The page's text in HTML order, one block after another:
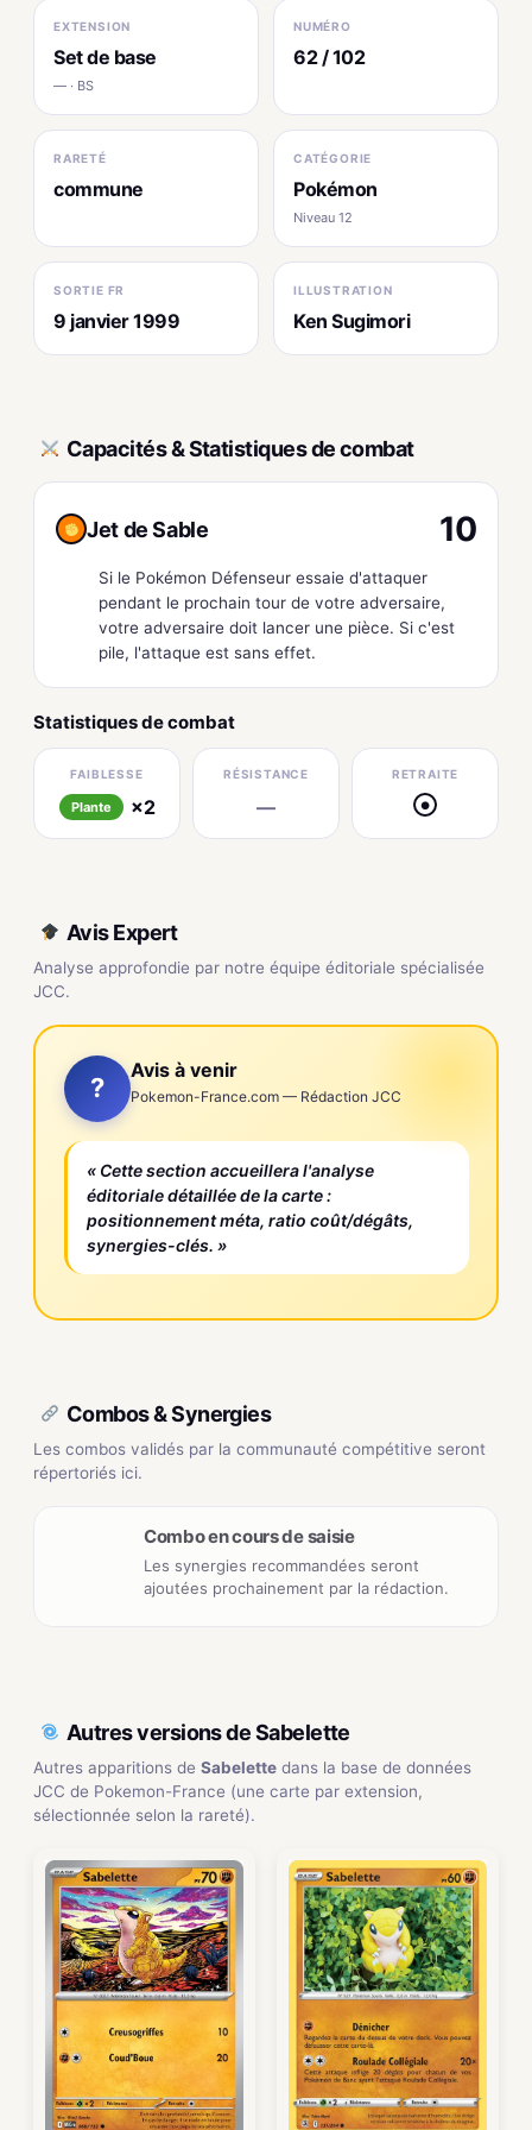
EXTENSION
Set de base
— · BS
NUMÉRO
62 / 102
RARETÉ
commune
CATÉGORIE
Pokémon
Niveau 12
SORTIE FR
9 janvier 1999
ILLUSTRATION
Ken Sugimori
Capacités & Statistiques de combat
Jet de Sable 10
Si le Pokémon Défenseur essaie d'attaquer
pendant le prochain tour de votre adversaire,
votre adversaire doit lancer une pièce. Si c'est
pile, l'attaque est sans effet.
Statistiques de combat
FAIBLESSE
Plante ×2
RÉSISTANCE
—
RETRAITE
●
Avis Expert
Analyse approfondie par notre équipe éditoriale spécialisée
JCC.
?
Avis à venir
Pokemon-France.com — Rédaction JCC
« Cette section accueillera l'analyse
éditoriale détaillée de la carte :
positionnement méta, ratio coût/dégâts,
synergies-clés. »
Combos & Synergies
Les combos validés par la communauté compétitive seront
répertoriés ici.
Combo en cours de saisie
Les synergies recommandées seront
ajoutées prochainement par la rédaction.
Autres versions de Sabelette
Autres apparitions de Sabelette dans la base de données
JCC de Pokemon-France (une carte par extension,
sélectionnée selon la rareté).